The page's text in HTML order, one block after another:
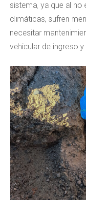
sistema, ya que al no
climáticas, sufren
necesitar
vehicular de ingreso